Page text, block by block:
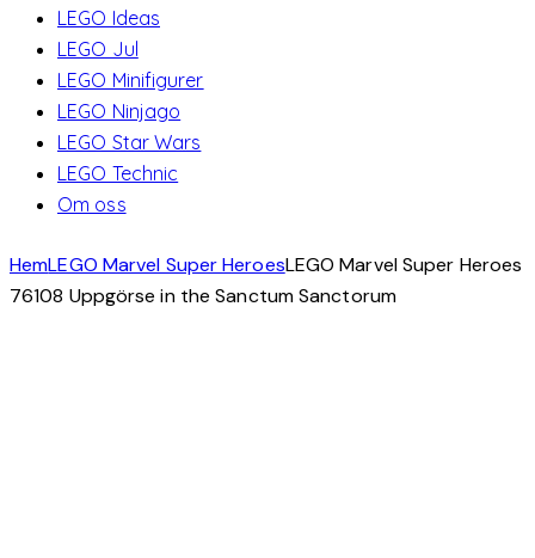
LEGO Ideas
LEGO Jul
LEGO Minifigurer
LEGO Ninjago
LEGO Star Wars
LEGO Technic
Om oss
HemLEGO Marvel Super HeroesLEGO Marvel Super Heroes
76108 Uppgörse in the Sanctum Sanctorum